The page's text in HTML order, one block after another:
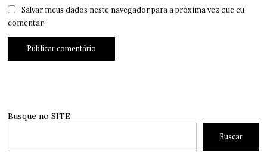
Salvar meus dados neste navegador para a próxima vez que eu
comentar.
Busque no SITE
Buscar